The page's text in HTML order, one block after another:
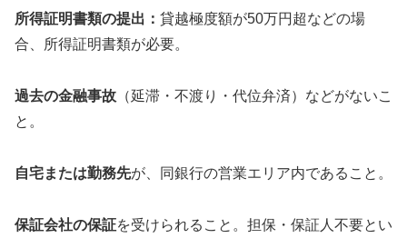
所得証明書類の提出： 貸越極度額が50万円超などの場
合、所得証明書類が必要。
過去の金融事故 （延滞・不渡り・代位弁済）などがないこ
と。
自宅または勤務先が、同銀行の営業エリア内であること。
保証会社の保証を受けられること。担保・保証人不要とい